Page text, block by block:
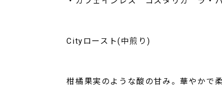
Cityロースト(中煎り)
柑橘果実のような酸の甘み。華やかで